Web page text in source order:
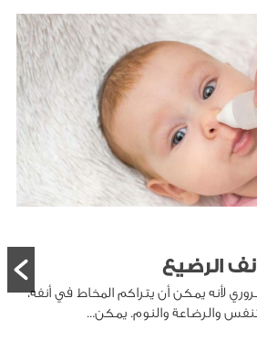
الرضيع
لأنه يمكن أن يتراكم المخاط في أنفه،
والرضاعة والنوم. يمكن...